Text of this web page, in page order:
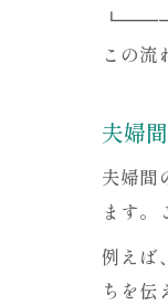
この流
夫婦
夫婦間
ます。
例えば
ちを伝